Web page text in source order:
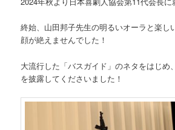
終始、山田邦子先生の明るいオーラと楽し
顔が絶えませんでした！
大流行した「バスガイド」のネタをはじめ
を披露してくださいました！